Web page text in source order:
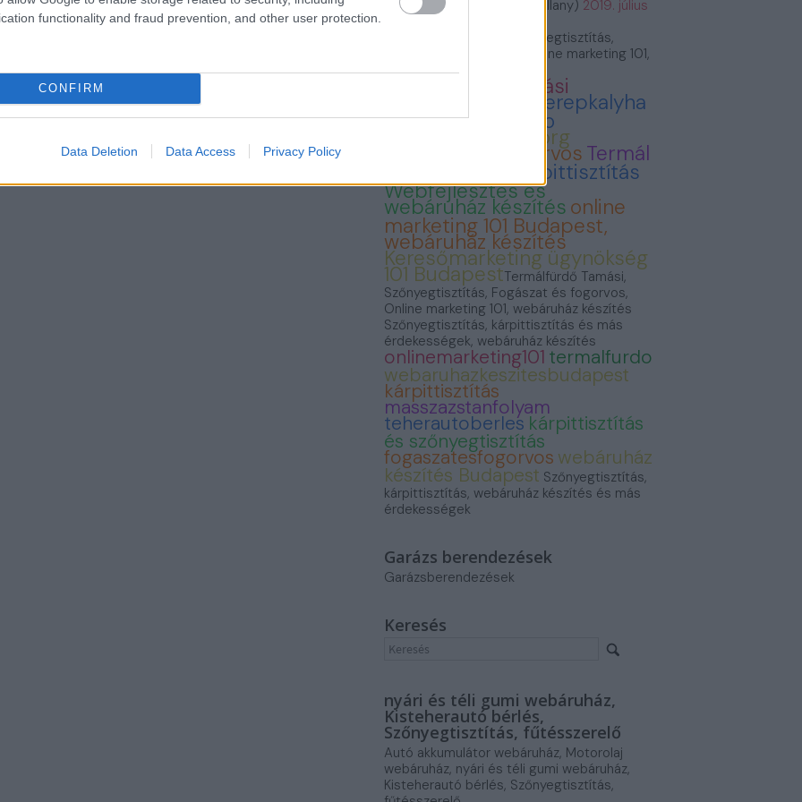
functionality and fraud prevention, and other user protection.
CONFIRM
Data Deletion Data Access Privacy Policy
— VillámVillany (@villam_villany) 2019. július
Termálfürdő Tamási, Szőnyegtisztítás,
Fogászat és fogorvos, Online marketing 101,
webáruház készítés
Termálfürdő Tamási
Cserepkalyha
Kemence Kandallo
Szonyegtisztitas.org
Fogászat és fogorvos Termál
Kárpittisztítás
Webfejlesztés és
webáruház készítés online
marketing 101 Budapest,
webáruház készítés
Keresőmarketing ügynökség
101 BudapestTermálfürdő Tamási,
Szőnyegtisztítás, Fogászat és fogorvos,
Online marketing 101, webáruház készítés
Szőnyegtisztítás, kárpittisztítás és más
érdekességek, webáruház készítés
onlinemarketing101 termalfurdo
webaruhazkeszitesbudapest
kárpittisztítás
masszazstanfolyam
teherautoberles kárpittisztítás
és szőnyegtisztítás
fogaszatesfogorvos webáruház
készítés Budapest Szőnyegtisztítás,
kárpittisztítás, webáruház készítés és más
érdekességek
Garázs berendezések
Garázsberendezések
Keresés
nyári és téli gumi webáruház,
Kisteherautó bérlés,
Szőnyegtisztítás, fűtésszerelő
Autó akkumulátor webáruház, Motorolaj
webáruház, nyári és téli gumi webáruház,
Kisteherautó bérlés, Szőnyegtisztítás,